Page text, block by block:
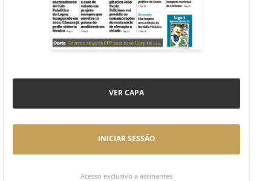
VER CAPA
INICIAR SESSÃO
Acesso exclusivo a assinantes